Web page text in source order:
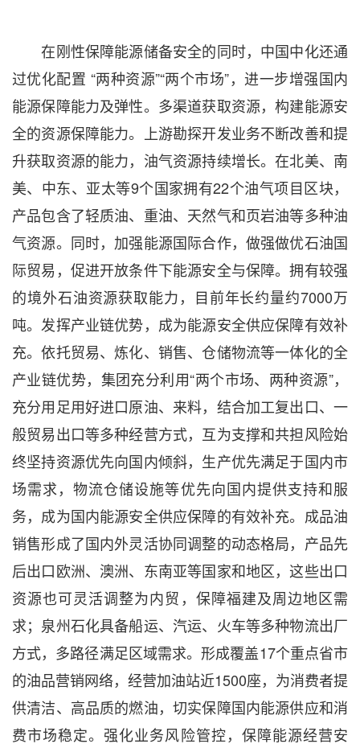
在刚性保障能源储备安全的同时，中国中化还通
过优化配置 “两种资源”“两个市场”，进一步增强国内
能源保障能力及弹性。多渠道获取资源，构建能源安
全的资源保障能力。上游勘探开发业务不断改善和提
升获取资源的能力，油气资源持续增长。在北美、南
美、中东、亚太等9个国家拥有22个油气项目区块，
产品包含了轻质油、重油、天然气和页岩油等多种油
气资源。同时，加强能源国际合作，做强做优石油国
际贸易，促进开放条件下能源安全与保障。拥有较强
的境外石油资源获取能力，目前年长约量约7000万
吨。发挥产业链优势，成为能源安全供应保障有效补
充。依托贸易、炼化、销售、仓储物流等一体化的全
产业链优势，集团充分利用“两个市场、两种资源”，
充分用足用好进口原油、来料，结合加工复出口、一
般贸易出口等多种经营方式，互为支撑和共担风险始
终坚持资源优先向国内倾斜，生产优先满足于国内市
场需求，物流仓储设施等优先向国内提供支持和服
务，成为国内能源安全供应保障的有效补充。成品油
销售形成了国内外灵活协同调整的动态格局，产品先
后出口欧洲、澳洲、东南亚等国家和地区，这些出口
资源也可灵活调整为内贸，保障福建及周边地区需
求；泉州石化具备船运、汽运、火车等多种物流出厂
方式，多路径满足区域需求。形成覆盖17个重点省市
的油品营销网络，经营加油站近1500座，为消费者提
供清洁、高品质的燃油，切实保障国内能源供应和消
费市场稳定。强化业务风险管控，保障能源经营安